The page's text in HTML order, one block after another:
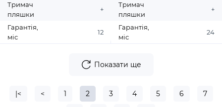
Тримач
пляшки
+
Гарантія,
міс
12
Тримач
пляшки
+
Гарантія,
міс
24
Показати ще
|< < 1 2 3 4 5 6 7